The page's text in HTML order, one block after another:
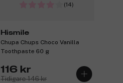
(14)
Hismile
Chupa Chups Choco Vanilla
Toothpaste 60 g
116 kr
Tidigare 146 kr